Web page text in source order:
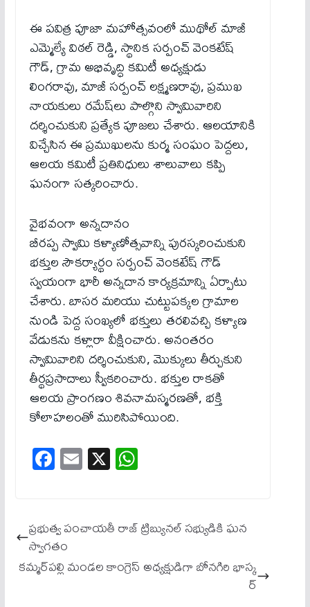
ఈ పవిత్ర పూజా మహోత్సవంలో ముథోల్ మాజీ
ఎమ్మెల్యే విఠల్ రెడ్డి, స్థానిక సర్పంచ్ వెంకటేష్
గౌడ్, గ్రామ అభివృద్ధి కమిటీ అధ్యక్షుడు
లింగరావు, మాజీ సర్పంచ్ లక్ష్మణరావు, ప్రముఖ
నాయకులు రమేష్‌లు పాల్గొని స్వామివారిని
దర్శించుకుని ప్రత్యేక పూజలు చేశారు. ఆలయానికి
విచ్చేసిన ఈ ప్రముఖులను కుర్మ సంఘం పెద్దలు,
ఆలయ కమిటీ ప్రతినిధులు శాలువాలు కప్పి
ఘనంగా సత్కరించారు.
వైభవంగా అన్నదానం
బీరప్ప స్వామి కళ్యాణోత్సవాన్ని పురస్కరించుకుని
భక్తుల సౌకర్యార్థం సర్పంచ్ వెంకటేష్ గౌడ్
స్వయంగా భారీ అన్నదాన కార్యక్రమాన్ని ఏర్పాటు
చేశారు. బాసర మరియు చుట్టుపక్కల గ్రామాల
నుండి పెద్ద సంఖ్యలో భక్తులు తరలివచ్చి కళ్యాణ
వేడుకను కళ్లారా వీక్షించారు. అనంతరం
స్వామివారిని దర్శించుకుని, మొక్కులు తీర్చుకుని
తీర్థప్రసాదాలు స్వీకరించారు. భక్తుల రాకతో
ఆలయ ప్రాంగణం శివనామస్మరణతో, భక్తి
కోలాహలంతో మురిసిపోయింది.
Fa
ce
ok
E
m
X W
ha
A
pp
ప్రభుత్వ పంచాయతీ రాజ్ ట్రిబ్యునల్ సభ్యుడికి ఘన
స్వాగతం
కమ్మర్‌పల్లి మండల కాంగ్రెస్ అధ్యక్షుడిగా బోనగిరి భాస్క
ర్